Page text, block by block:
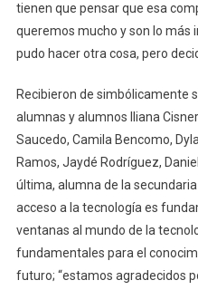
tienen que pensar que esa
queremos mucho y son lo más
pudo hacer otra cosa, pero
Recibieron de simbólicamente
alumnas y alumnos Iliana
Saucedo, Camila Bencomo,
Ramos, Jaydé Rodríguez,
última, alumna de la
acceso a la tecnología es
ventanas al mundo de la
fundamentales para el
futuro; “estamos agradecidos